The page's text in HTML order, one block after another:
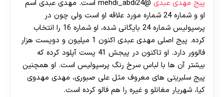
پیج مهدی عبدی
@mehdi_abdi24 است. مهدی عبدی اسم
او و شماره 24 شماره مورد علاقه او است ولی چون در
پرسپولیس شماره 24 بایگانی شده، او شماره 16 را انتخاب
کرده. پیج اصلی مهدی عبدی اکنون 1 میلیون و دویست هزار
فالوور دارد. او تاکنون در پیجش 41 پست آپلود کرده که
بیشتر آن ها با لباس سرخ رنگ پرسپولیس است. او همچنین
پیج سلبریتی های معروف مثل علی صبوری، مهدی مهدوی
کیا، شهریار مغانلو و غیره را هم فالو کرده است.